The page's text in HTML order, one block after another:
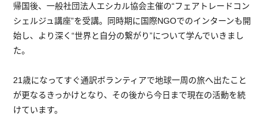
帰国後、一般社団法人エシカル協会主催の“フェアトレードコン
シェルジュ講座”を受講。同時期に国際NGOでのインターンも開
始し、より深く“世界と自分の繋がり”について学んでいきまし
た。
21歳になってすぐ通訳ボランティアで地球一周の旅へ出たこと
が更なるきっかけとなり、その後から今日まで現在の活動を続
けています。